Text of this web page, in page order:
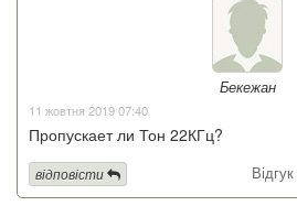
Бекежан
11 жовтня 2019 07:40
Пропускает ли Тон 22КГц?
відповісти